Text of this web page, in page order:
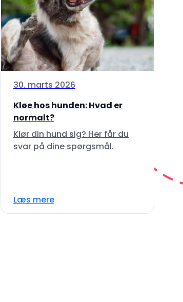
30. marts 2026
Kløe hos hunden: Hvad er
normalt?
Klør din hund sig? Her får du
svar på dine spørgsmål.
Læs mere